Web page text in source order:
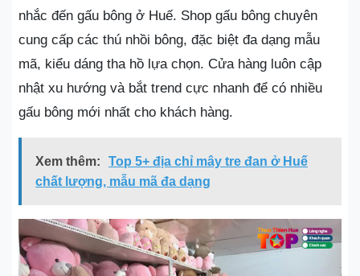
nhắc đến gấu bông ở Huế. Shop gấu bông chuyên
cung cấp các thú nhồi bông, đặc biệt đa dạng mẫu
mã, kiểu dáng tha hồ lựa chọn. Cửa hàng luôn cập
nhật xu hướng và bắt trend cực nhanh để có nhiều
gấu bông mới nhất cho khách hàng.
Xem thêm:
Top 5+ địa chỉ mây tre đan ở Huế
chất lượng, mẫu mã đa dạng